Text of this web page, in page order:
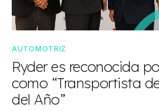
AUTOMOTRIZ
Ryder es reconocida
como “Transportista
del Año”